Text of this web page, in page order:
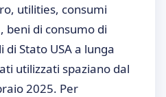
utilities, consumi
beni di consumo di
Stato USA a lunga
utilizzati spaziano dal
2025. Per